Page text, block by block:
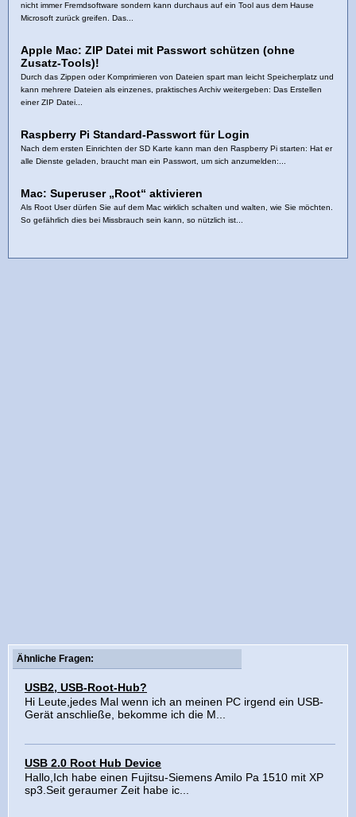
nicht immer Fremdsoftware sondern kann durchaus auf ein Tool aus dem Hause
Microsoft zurück greifen. Das...
Apple Mac: ZIP Datei mit Passwort schützen (ohne
Zusatz-Tools)!
Durch das Zippen oder Komprimieren von Dateien spart man leicht Speicherplatz und
kann mehrere Dateien als einzenes, praktisches Archiv weitergeben: Das Erstellen
einer ZIP Datei...
Raspberry Pi Standard-Passwort für Login
Nach dem ersten Einrichten der SD Karte kann man den Raspberry Pi starten: Hat er
alle Dienste geladen, braucht man ein Passwort, um sich anzumelden:...
Mac: Superuser „Root“ aktivieren
Als Root User dürfen Sie auf dem Mac wirklich schalten und walten, wie Sie möchten.
So gefährlich dies bei Missbrauch sein kann, so nützlich ist...
Ähnliche Fragen:
USB2, USB-Root-Hub?
Hi Leute,jedes Mal wenn ich an meinen PC irgend ein USB-
Gerät anschließe, bekomme ich die M...
USB 2.0 Root Hub Device
Hallo,Ich habe einen Fujitsu-Siemens Amilo Pa 1510 mit XP
sp3.Seit geraumer Zeit habe ic...